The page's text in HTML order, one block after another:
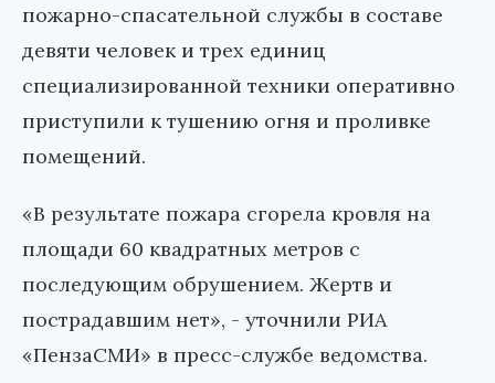
пожарно-спасательной службы в составе
девяти человек и трех единиц
специализированной техники оперативно
приступили к тушению огня и проливке
помещений.
«В результате пожара сгорела кровля на
площади 60 квадратных метров с
последующим обрушением. Жертв и
пострадавшим нет», - уточнили РИА
«ПензаСМИ» в пресс-службе ведомства.